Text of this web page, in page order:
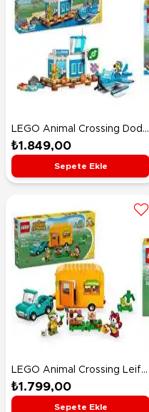
LEGO Animal Crossing Dodo
Airlines ile Uçun 77051
₺1.849,00
Sepete Ekle
LEGO Animal Crossing Leif
Karavan ve Bahçe Dükkanı
77054
₺1.799,00
Sepete Ekle